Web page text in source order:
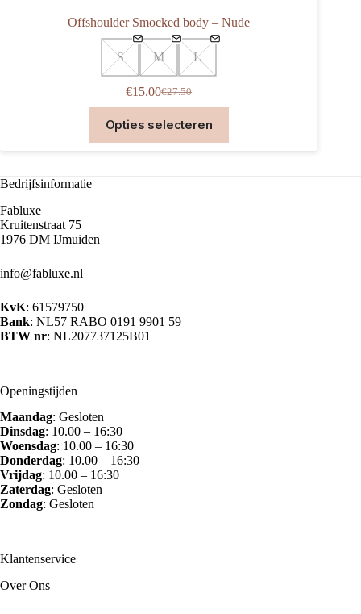
Offshoulder Smocked body – Nude
S M L
€27.50
Oorspronkelijke
was:
€27.50.
€15.00Huidige
is:
€15.00.
Opties selecteren
heeft
Bedrijfsinformatie
Fabluxe
Kruitenstraat 75
1976 DM IJmuiden
info@fabluxe.nl
KvK: 61579750
Bank: NL57 RABO 0191 9901 59
BTW nr: NL207737125B01
Openingstijden
Maandag: Gesloten
Dinsdag: 10.00 – 16:30
Woensdag: 10.00 – 16:30
Donderdag: 10.00 – 16:30
Vrijdag: 10.00 – 16:30
Zaterdag: Gesloten
Zondag: Gesloten
Klantenservice
Over Ons